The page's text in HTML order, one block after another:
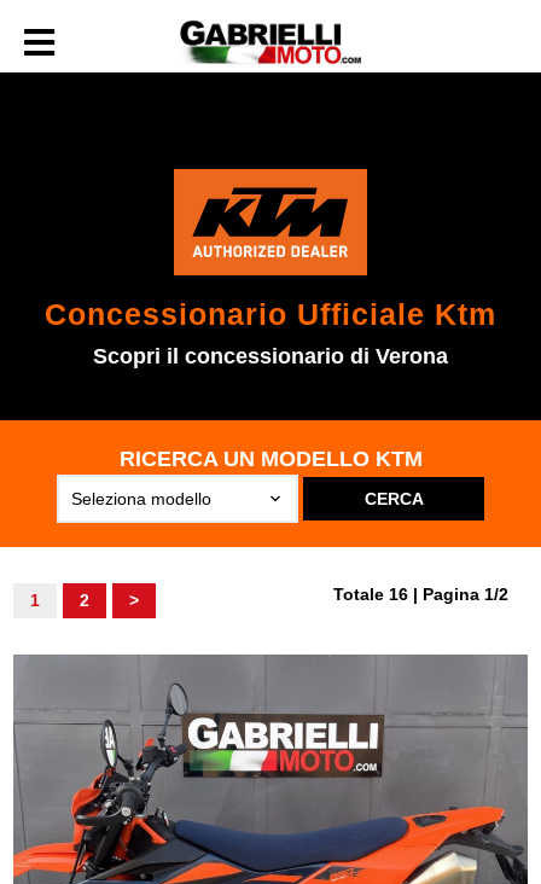
Concessionario Ufficiale Ktm
Scopri il concessionario di Verona
RICERCA UN MODELLO KTM
Totale 16 | Pagina 1/2
1 2 >